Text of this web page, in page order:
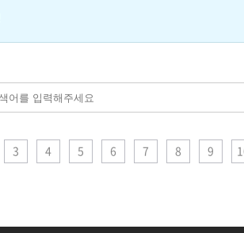
3 4 5 6 7 8 9